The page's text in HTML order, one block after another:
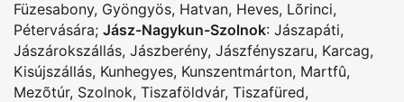
Füzesabony, Gyöngyös, Hatvan, Heves, Lõrinci,
Pétervására; Jász-Nagykun-Szolnok: Jászapáti,
Jászárokszállás, Jászberény, Jászfényszaru, Karcag,
Kisújszállás, Kunhegyes, Kunszentmárton, Martfû,
Mezõtúr, Szolnok, Tiszaföldvár, Tiszafüred,